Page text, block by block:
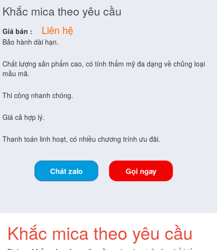
Khắc mica theo yêu cầu
Giá bán : Liên hệ
Bảo hành dài hạn.
Chất lượng sản phẩm cao, có tính thẩm mỹ đa dạng về chủng loại
mẫu mã.
Thi công nhanh chóng.
Giá cả hợp lý.
Thanh toán linh hoạt, có nhiều chương trính ưu đãi.
Chát zalo Gọi ngay
Khắc mica theo yêu cầu